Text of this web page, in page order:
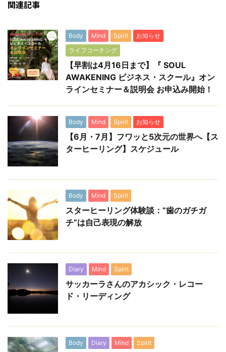
関連記事
Body Mind Spirit
お知らせ
ライフコーチング
【早割は4月16日まで】『 SOUL
AWAKENING ビジネス・スクール』オン
ラインセミナー＆説明会 お申込み開始！
Body Mind Spirit お知らせ
【6月・7月】フワッと5次元の世界へ【ス
ターヒーリング】スケジュール
Body Mind Spirit
スターヒーリング体験談：”歯のガチガ
チ”は自己表現の解放
Diary Mind Spirit
サッカーラさんのアカシック・レコー
ド・リーディング
Body Diary Mind Spirit